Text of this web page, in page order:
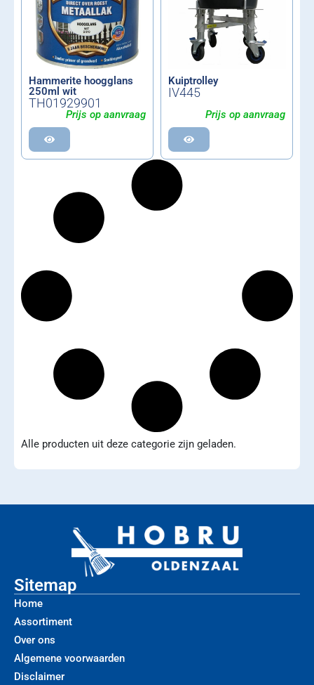
Hammerite hoogglans
250ml wit
TH01929901
Prijs op aanvraag
Kuiptrolley
IV445
Prijs op aanvraag
Alle producten uit deze categorie zijn geladen.
Sitemap
Home
Assortiment
Over ons
Algemene voorwaarden
Disclaimer